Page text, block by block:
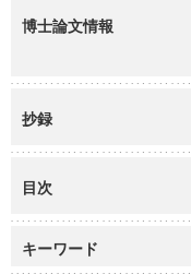
博士論文情報
抄録
目次
キーワード